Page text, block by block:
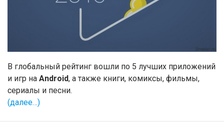
В глобальный рейтинг вошли по 5 лучших приложений
и игр на Android, а также книги, комиксы, фильмы,
сериалы и песни.
(далее…)